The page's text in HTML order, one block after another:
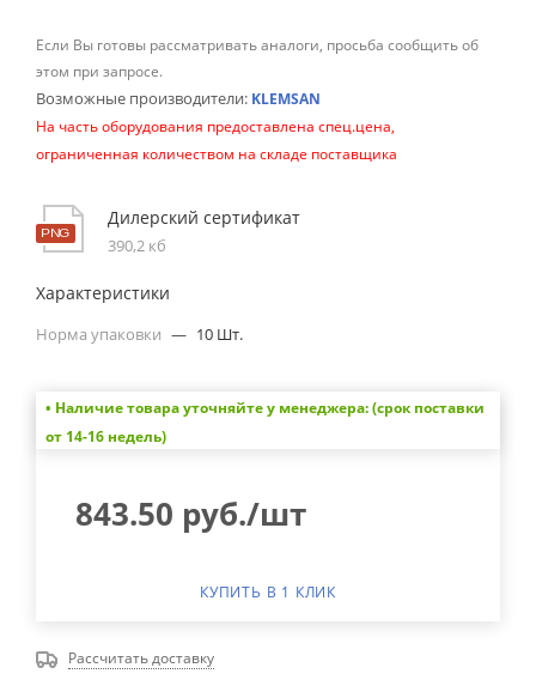
Если Вы готовы рассматривать аналоги, просьба сообщить об
этом при запросе.
Возможные производители: KLEMSAN
На часть оборудования предоставлена спец.цена,
ограниченная количеством на складе поставщика
Дилерский сертификат
390,2 кб
Характеристики
Норма упаковки — 10 Шт.
• Наличие товара уточняйте у менеджера: (срок поставки
от 14-16 недель)
843.50 руб./шт
КУПИТЬ В 1 КЛИК
Рассчитать доставку